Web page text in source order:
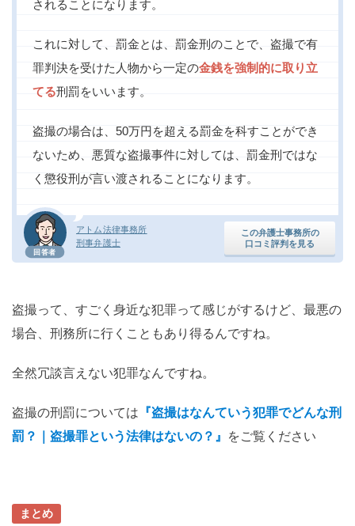
回答者
アトム法律事務所
刑事弁護士
この弁護士事務所の
口コミ評判を見る
されることになります。
これに対して、罰金とは、罰金刑のことで、盗撮で有
罪判決を受けた人物から一定の金銭を強制的に取り立
てる刑罰をいいます。
盗撮の場合は、50万円を超える罰金を科すことができ
ないため、悪質な盗撮事件に対しては、罰金刑ではな
く懲役刑が言い渡されることになります。
盗撮って、すごく身近な犯罪って感じがするけど、最悪の
場合、刑務所に行くこともあり得るんですね。
全然冗談言えない犯罪なんですね。
盗撮の刑罰については 『盗撮はなんていう犯罪でどんな刑
罰？｜盗撮罪という法律はないの？』
をご覧ください
まとめ